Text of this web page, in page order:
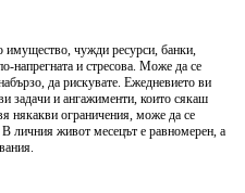
имущество, чужди ресурси, банки,
напрегната и стресова. Може да се
да рискувате. Ежедневието ви
задачи и ангажименти, които сякаш
някакви ограничения, може да се
личния живот месецът е равномерен, а